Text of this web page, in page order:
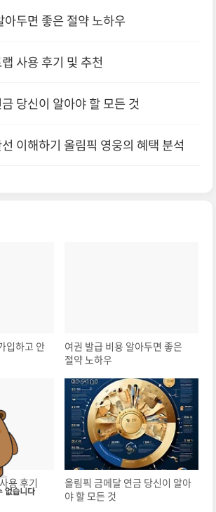
아두면 좋은 절약 노하우
사용 후기 및 추천
당신이 알아야 할 모든 것
이해하기 올림픽 영웅의 혜택 분석
입하고 안
여권 발급 비용 알아두면 좋은
절약 노하우
용 후기
올림픽 금메달 연금 당신이 알아
야 할 모든 것